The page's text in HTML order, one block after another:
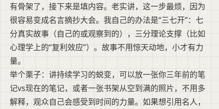
有骨架了，接下来是填内容。老实讲，这一步最烦，因为
很容易变成名言摘抄大会。我自己的办法是“三七开”：七
分真实故事（自己的或观察到的），三分理论支撑（比如
心理学上的“复利效应”）。故事不用惊天动地，小才有力
量。
举个栗子：讲持续学习的蜕变，可以放一张你三年前的笔
记vs现在的笔记，或者一张书架从空到满的照片，不用多
解释，观众自己会感受到时间的力量。如果想引用名人，